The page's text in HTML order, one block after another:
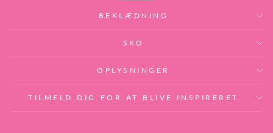
BEKLÆDNING
SKO
OPLYSNINGER
TILMELD DIG FOR AT BLIVE INSPIRERET